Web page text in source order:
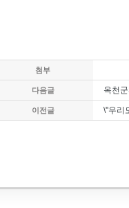
첨부
다음글 옥천
이전글 \"우리